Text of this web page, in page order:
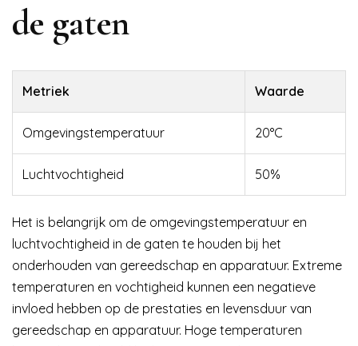
de gaten
Metriek Waarde
Omgevingstemperatuur 20°C
Luchtvochtigheid 50%
Het is belangrijk om de omgevingstemperatuur en
luchtvochtigheid in de gaten te houden bij het
onderhouden van gereedschap en apparatuur. Extreme
temperaturen en vochtigheid kunnen een negatieve
invloed hebben op de prestaties en levensduur van
gereedschap en apparatuur. Hoge temperaturen